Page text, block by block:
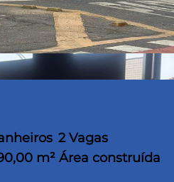
2 Vagas
m² Área construída